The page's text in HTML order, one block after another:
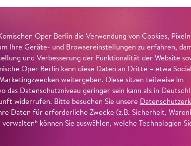
Oper Berlin die Verwendung von Cookies,
Ihre Geräte- und Browsereinstellungen zu erfahren,
und Verbesserung der Funktionalität der Website
Oper Berlin kann diese Daten an Dritte – etwa
weitergeben. Diese sitzen teilweise im
das Datenschutzniveau geringer sein kann als in
widerrufen. Bitte besuchen Sie unsere
Daten für erforderliche Zwecke (z.B. Sicherheit,
können Sie auswählen, welche Technologien